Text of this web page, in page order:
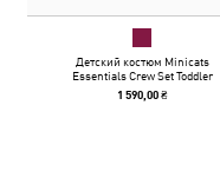
Детский костюм Minicats
Essentials Crew Set Toddler
1 590,00 ₴